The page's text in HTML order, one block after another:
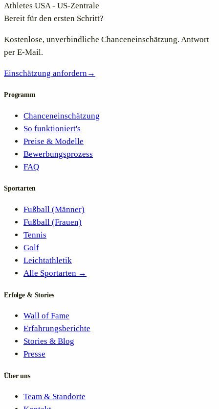
Athletes USA - US-Zentrale
Bereit für den ersten Schritt?
Kostenlose, unverbindliche Chanceneinschätzung. Antwort
per E-Mail.
Einschätzung anfordern →
Programm
Chanceneinschätzung
So funktioniert's
Preise & Modelle
Bewerbungsprozess
FAQ
Sportarten
Fußball (Männer)
Fußball (Frauen)
Tennis
Golf
Leichtathletik
Alle Sportarten →
Erfolge & Stories
Wall of Fame
Erfahrungsberichte
Stories & Blog
Presse
Über uns
Team & Standorte